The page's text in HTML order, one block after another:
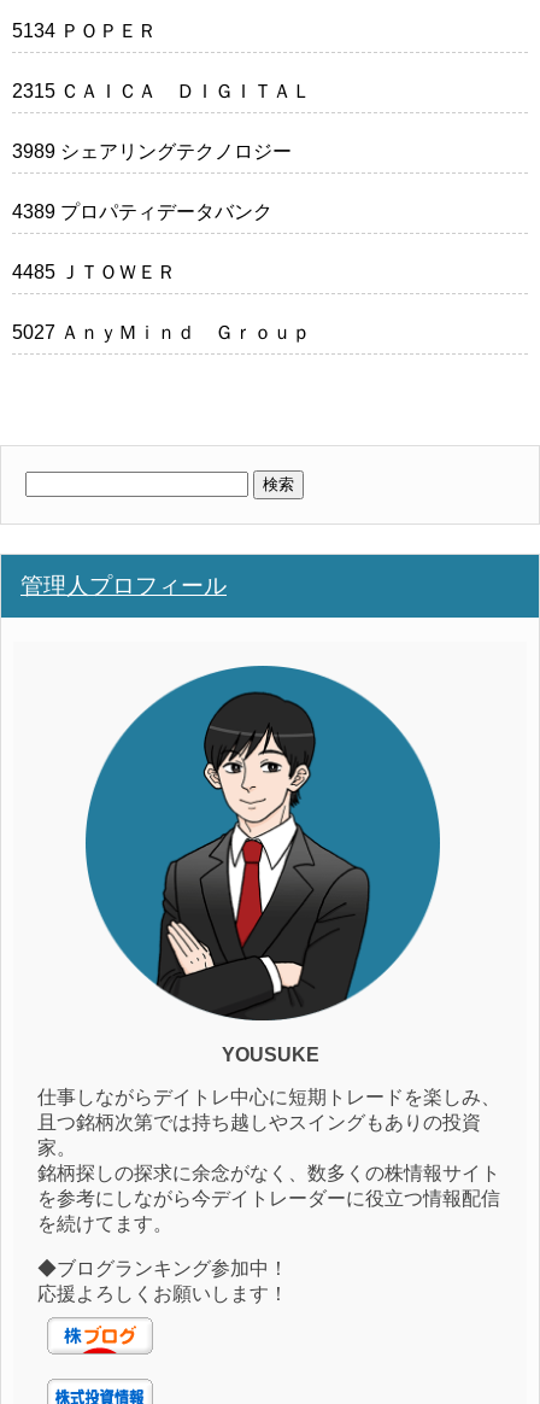
5134 ＰＯＰＥＲ
2315 ＣＡＩＣＡ ＤＩＧＩＴＡＬ
3989 シェアリングテクノロジー
4389 プロパティデータバンク
4485 ＪＴＯＷＥＲ
5027 ＡｎｙＭｉｎｄ Ｇｒｏｕｐ
管理人プロフィール
YOUSUKE
仕事しながらデイトレ中心に短期トレードを楽しみ、
且つ銘柄次第では持ち越しやスイングもありの投資
家。
銘柄探しの探求に余念がなく、数多くの株情報サイト
を参考にしながら今デイトレーダーに役立つ情報配信
を続けてます。
◆ブログランキング参加中！
応援よろしくお願いします！